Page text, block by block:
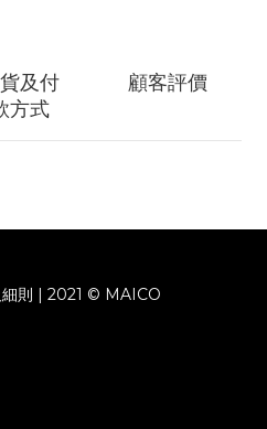
及付
方式
顧客評價
細則 | 2021 © MAICO